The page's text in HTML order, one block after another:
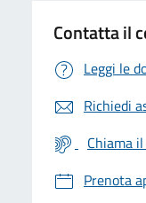
Contatta il
Leggi le
Richiedi
Chiama
Prenota